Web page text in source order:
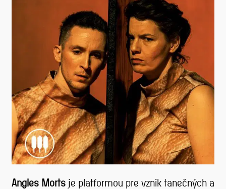
Angles Morts je platformou pre vznik tanečných a